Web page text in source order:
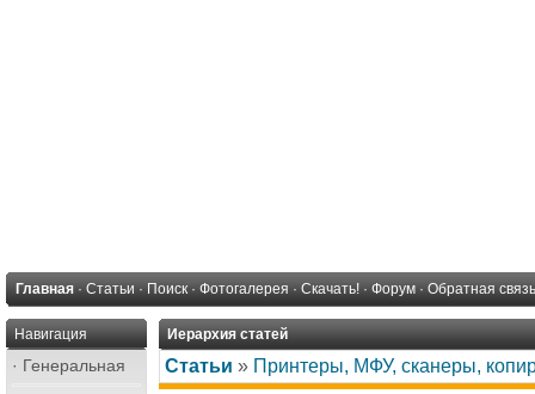
Главная · Статьи · Поиск · Фотогалерея · Скачать! · Форум · Обратная связь
Навигация
· Генеральная
Иерархия статей
Статьи » Принтеры, МФУ, сканеры,